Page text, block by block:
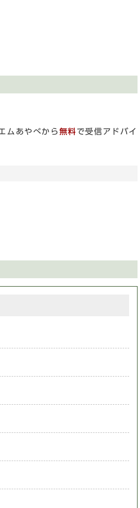
ムあやべから 無料で受信アドバイ